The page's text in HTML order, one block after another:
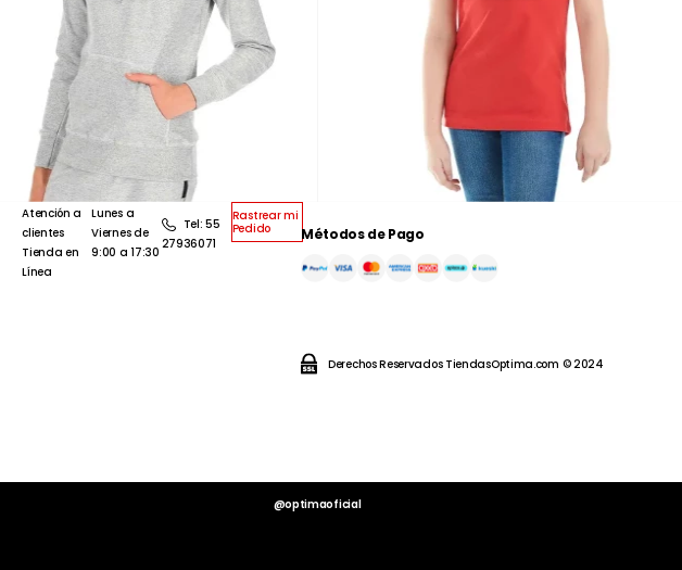
Atención a
clientes
Tienda en
Línea
Lunes a
Viernes de
9:00 a 17:30
Tel: 55
27936071
Rastrear mi
Pedido
Métodos de Pago
Derechos Reservados TiendasOptima.com © 2024
@optimaoficial